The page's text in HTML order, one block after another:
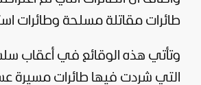
طائرات مقاتلة مسلحة وطائرات
وتأتي هذه الوقائع في أعقاب
التي شردت فيها طائرات مسيرة